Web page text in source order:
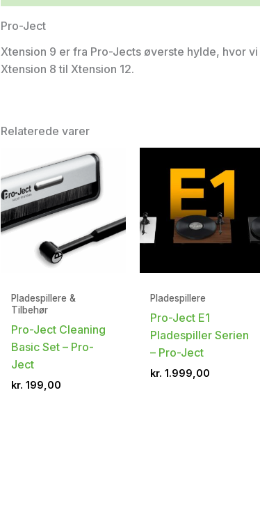
Pro-Ject
Xtension 9 er fra Pro-Jects øverste hylde, hvor
Xtension 8 til Xtension 12.
Relaterede varer
Pladespillere &
Tilbehør
Pro-Ject Cleaning
Basic Set – Pro-
Ject
kr. 199,00
Pladespillere
Pro-Ject E1
Pladespiller Serien
– Pro-Ject
kr. 1.999,00